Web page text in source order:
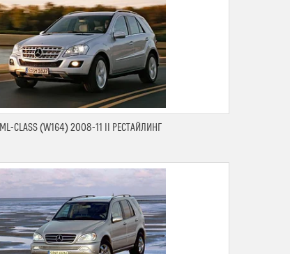
ML-CLASS (W164) 2008-11 II РЕСТАЙЛИНГ